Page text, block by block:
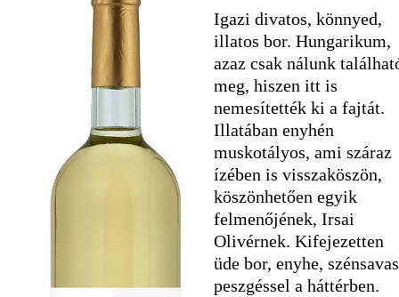
Igazi divatos, könnyed,
illatos bor. Hungarikum,
azaz csak nálunk
meg, hiszen itt is
nemesítették ki a fajtát.
Illatában enyhén
muskotályos, ami száraz
ízében is visszaköszön,
köszönhetően egyik
felmenőjének, Irsai
Olivérnek. Kifejezetten
üde bor, enyhe, szénsavas
peszgéssel a háttérben.